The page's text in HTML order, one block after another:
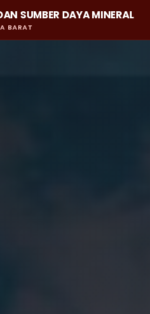
SUMBER DAYA MINERAL
BARAT